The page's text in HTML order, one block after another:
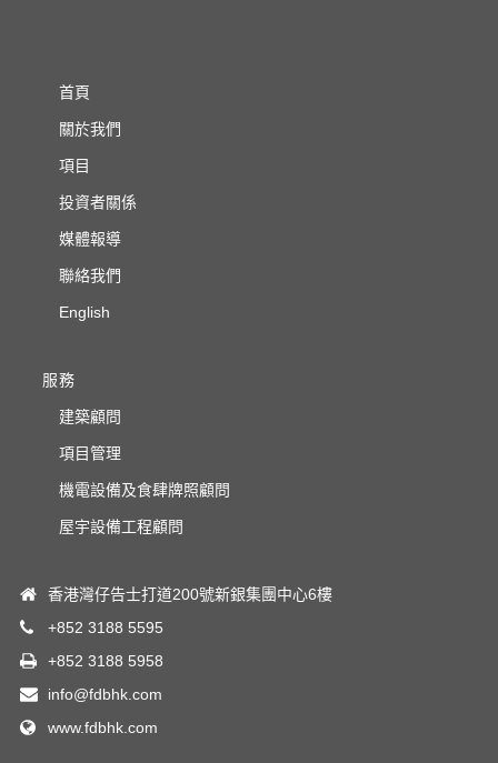
首頁
關於我們
項目
投資者關係
媒體報導
聯絡我們
English
服務
建築顧問
項目管理
機電設備及食肆牌照顧問
屋宇設備工程顧問
香港灣仔告士打道200號新銀集團中心6樓
+852 3188 5595
+852 3188 5958
info@fdbhk.com
www.fdbhk.com